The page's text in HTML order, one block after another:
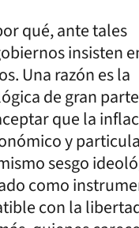
qué, ante tales
insisten
Una razón es la
de gran
que la
y
sesgo
como
con la